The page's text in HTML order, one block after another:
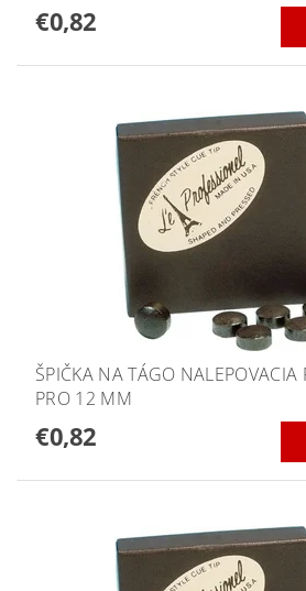
€0,82
ŠPIČKA NA TÁGO NALEPOVACIA
PRO 12 MM
€0,82